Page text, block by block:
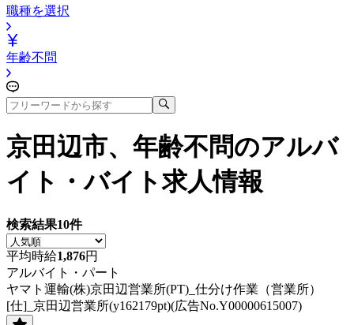
職種を選択
年齢不問
京田辺市、年齢不問のアルバ
イト・バイト求人情報
検索結果10件
平均時給1,876円
アルバイト・パート
ヤマト運輸(株)京田辺営業所(PT)_仕分け作業（営業所）
[仕]_京田辺営業所(y162179pt)(広告No.Y00000615007)